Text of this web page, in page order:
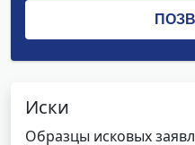
Иски
Образцы исковых